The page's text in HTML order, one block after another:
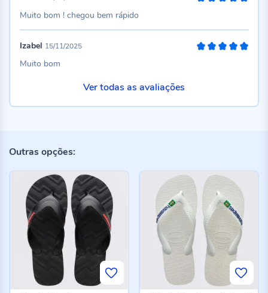
Muito bom ! chegou bem rápido
Izabel 15/11/2025
Muito bom
Ver todas as avaliações
Outras opções: